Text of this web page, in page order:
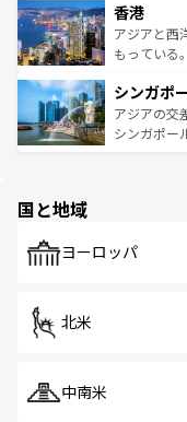
とつ。フォ
ひ現地で味
が旅行者を
参照してほ
の活気が交
帯で自然と
いビーチで
激する。気
が待ってい
た文化、そ
香港
アジアと西
もっている
み、どこを
ており、効
うな絶景か
シンガポ
アジアの交
シンガポー
で、ホーカ
国と地域
ヨーロッパ
北米
中南米